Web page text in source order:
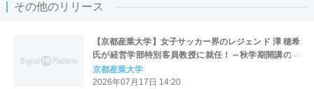
その他のリリース
【京都産業大学】女子サッカー界のレジェンド 澤 穂希
氏が経営学部特別客員教授に就任！～秋学期開講の新
規科目「マネジメント特講（スポーツ）」に登壇予定
～
京都産業大学
2026年07月17日 14:20